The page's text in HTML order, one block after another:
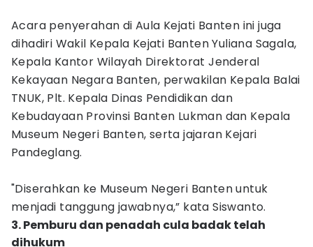
Acara penyerahan di Aula Kejati Banten ini juga
dihadiri Wakil Kepala Kejati Banten Yuliana Sagala,
Kepala Kantor Wilayah Direktorat Jenderal
Kekayaan Negara Banten, perwakilan Kepala Balai
TNUK, Plt. Kepala Dinas Pendidikan dan
Kebudayaan Provinsi Banten Lukman dan Kepala
Museum Negeri Banten, serta jajaran Kejari
Pandeglang.
"Diserahkan ke Museum Negeri Banten untuk
menjadi tanggung jawabnya,” kata Siswanto.
3. Pemburu dan penadah cula badak telah
dihukum